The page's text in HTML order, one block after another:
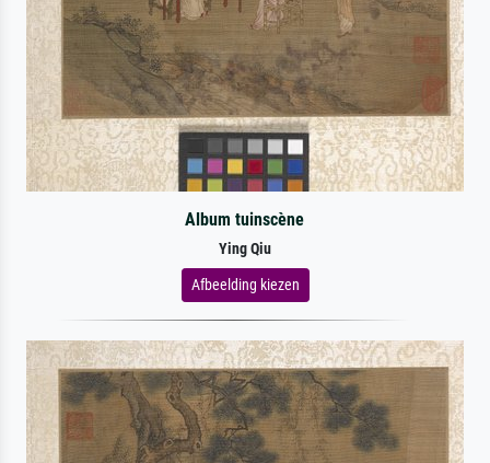
Album tuinscène
Ying Qiu
Afbeelding kiezen